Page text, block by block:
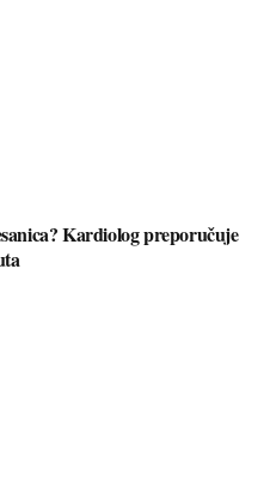
Kardiolog preporučuje